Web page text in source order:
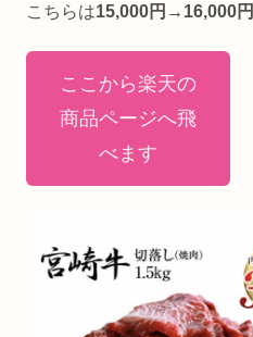
こちらは15,000円→16,000円
ここから楽天の
商品ページへ飛
べます